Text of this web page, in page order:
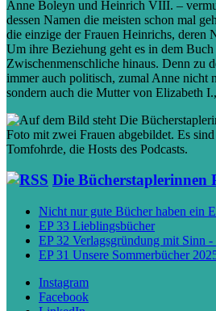
Anne Boleyn und Heinrich VIII. –
dessen Namen die meisten schon mal
die einzige der Frauen Heinrichs, deren
Um ihre Beziehung geht es in dem
Zwischenmenschliche hinaus. Denn zu
immer auch politisch, zumal Anne nicht
sondern auch die Mutter von Elizabeth
Die Bücherstaplerinnen
Nicht nur gute Bücher haben ein
EP 33 Lieblingsbücher
EP 32 Verlagsgründung mit Sinn
EP 31 Unsere Sommerbücher
Instagram
Facebook